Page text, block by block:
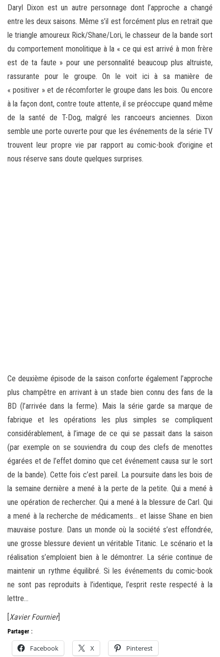
Daryl Dixon est un autre personnage dont l’approche a changé
entre les deux saisons. Même s’il est forcément plus en retrait que
le triangle amoureux Rick/Shane/Lori, le chasseur de la bande sort
du comportement monolitique à la « ce qui est arrivé à mon frère
est de ta faute » pour une personnalité beaucoup plus altruiste,
rassurante pour le groupe. On le voit ici à sa manière de
« positiver » et de récomforter le groupe dans les bois. Ou encore
à la façon dont, contre toute attente, il se préoccupe quand même
de la santé de T-Dog, malgré les rancoeurs anciennes. Dixon
semble une porte ouverte pour que les événements de la série TV
trouvent leur propre vie par rapport au comic-book d’origine et
nous réserve sans doute quelques surprises.
Ce deuxième épisode de la saison conforte également l’approche
plus champêtre en arrivant à un stade bien connu des fans de la
BD (l’arrivée dans la ferme). Mais la série garde sa marque de
fabrique et les opérations les plus simples se compliquent
considérablement, à l’image de ce qui se passait dans la saison
(par exemple on se souviendra du coup des clefs de menottes
égarées et de l’effet domino que cet événement causa sur le sort
de la bande). Cette fois c’est pareil. La poursuite dans les bois de
la semaine dernière a mené à la perte de la petite. Qui a mené à
une opération de rechercher. Qui a mené à la blessure de Carl. Qui
a mené à la recherche de médicaments… et laisse Shane en bien
mauvaise posture. Dans un monde où la société s’est effondrée,
une grosse blessure devient un véritable Titanic. Le scénario et la
réalisation s’emploient bien à le démontrer. La série continue de
maintenir un rythme équilibré. Si les événements du comic-book
ne sont pas reproduits à l’identique, l’esprit reste respecté à la
lettre…
[Xavier Fournier]
Partager :
Facebook X Pinterest